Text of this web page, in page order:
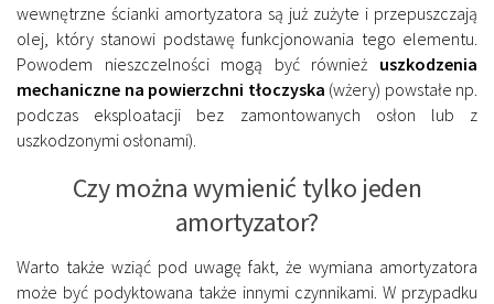
wewnętrzne ścianki amortyzatora są już zużyte i przepuszczają
olej, który stanowi podstawę funkcjonowania tego elementu.
Powodem nieszczelności mogą być również uszkodzenia
mechaniczne na powierzchni tłoczyska (wżery) powstałe np.
podczas eksploatacji bez zamontowanych osłon lub z
uszkodzonymi osłonami).
Czy można wymienić tylko jeden
amortyzator?
Warto także wziąć pod uwagę fakt, że wymiana amortyzatora
może być podyktowana także innymi czynnikami. W przypadku